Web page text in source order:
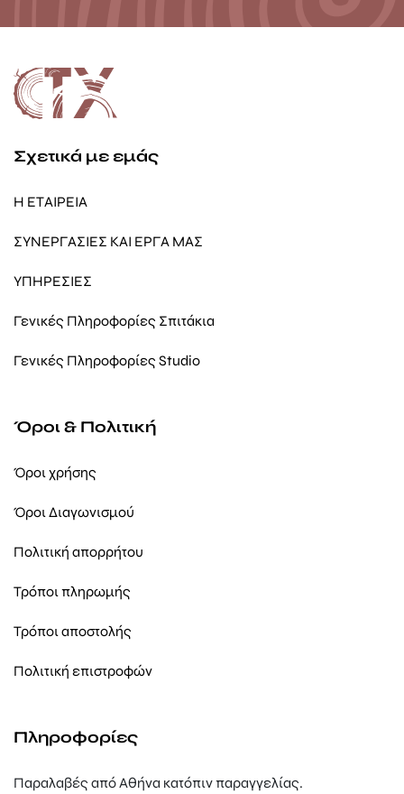
Σχετικά με εμάς
Η ΕΤΑΙΡΕΙΑ
ΣΥΝΕΡΓΑΣΙΕΣ ΚΑΙ ΕΡΓΑ ΜΑΣ
ΥΠΗΡΕΣΙΕΣ
Γενικές Πληροφορίες Σπιτάκια
Γενικές Πληροφορίες Studio
Όροι & Πολιτική
Όροι χρήσης
Όροι Διαγωνισμού
Πολιτική απορρήτου
Τρόποι πληρωμής
Τρόποι αποστολής
Πολιτική επιστροφών
Πληροφορίες
Παραλαβές από Αθήνα κατόπιν παραγγελίας.